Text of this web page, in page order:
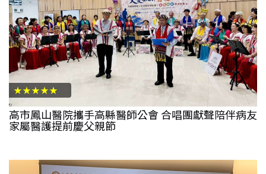
★★★★★
高市鳳山醫院攜手高縣醫師公會 合唱團獻聲陪伴病友
家屬醫護提前慶父親節